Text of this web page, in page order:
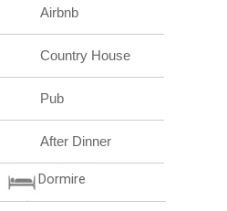
Airbnb
Country House
Pub
After Dinner
Dormire